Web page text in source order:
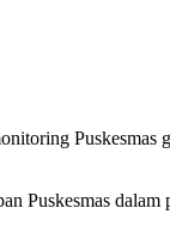
Puskesmas
Puskesmas dalam